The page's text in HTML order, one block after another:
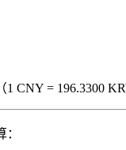
1 CNY = 196.3300